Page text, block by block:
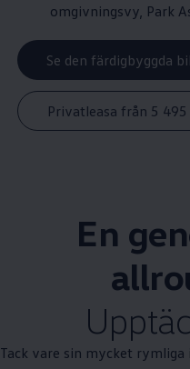
omgivningsvy, Park
Se den färdigbyggda
Privatleasa från 5
En
Tack vare sin mycket